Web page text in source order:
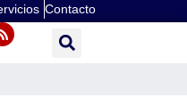
Contacto